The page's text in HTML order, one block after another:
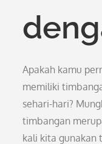
Apakah kamu
memiliki
sehari-hari?
timbangan
kali kita gunakan